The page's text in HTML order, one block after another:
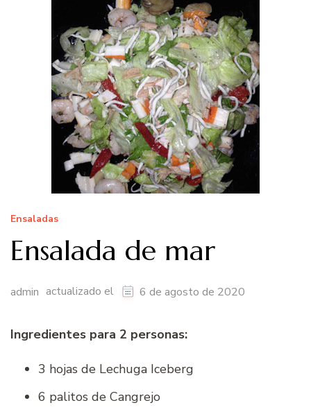
Ensaladas
Ensalada de mar
admin actualizado el 6 de agosto de 2020
Ingredientes para 2 personas:
3 hojas de Lechuga Iceberg
6 palitos de Cangrejo